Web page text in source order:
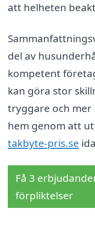
att helheten
del av
kompetent
kan göra stor
tryggare och
hem genom att
takbyte-pris.se
Få 3
förpliktelser